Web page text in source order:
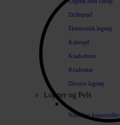
Drillepind
Elektronisk legetøj
Kattespil
Kradsebræt
Kradsetræ
Diverse legetøj
Lopper og Pels
Naturlige loppemidler